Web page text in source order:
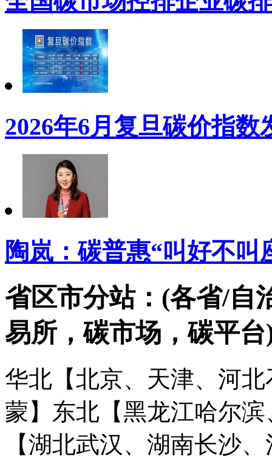
2026年6月复旦碳价指数
陶岚：碳普惠“叫好不叫
省区市分站：(各省/自
易所，碳市场，碳平台
华北【北京、天津、河
蒙】 东北【黑龙江哈尔
【湖北武汉、湖南长沙